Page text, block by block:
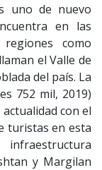
uno de nuevo
en las
como
el Valle de
del país. La
752 mil, 2019)
con el
turistas en esta
y Margilan